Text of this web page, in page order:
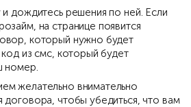
и дождитесь решения по ней. Если
на странице появится
который нужно будет
из смс, который будет
номер.
желательно внимательно
договора, чтобы убедиться, что вам